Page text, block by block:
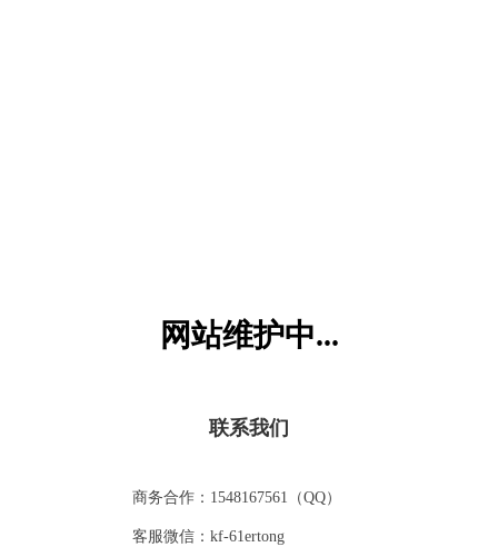
网站维护中...
联系我们
商务合作：1548167561（QQ）
客服微信：kf-61ertong